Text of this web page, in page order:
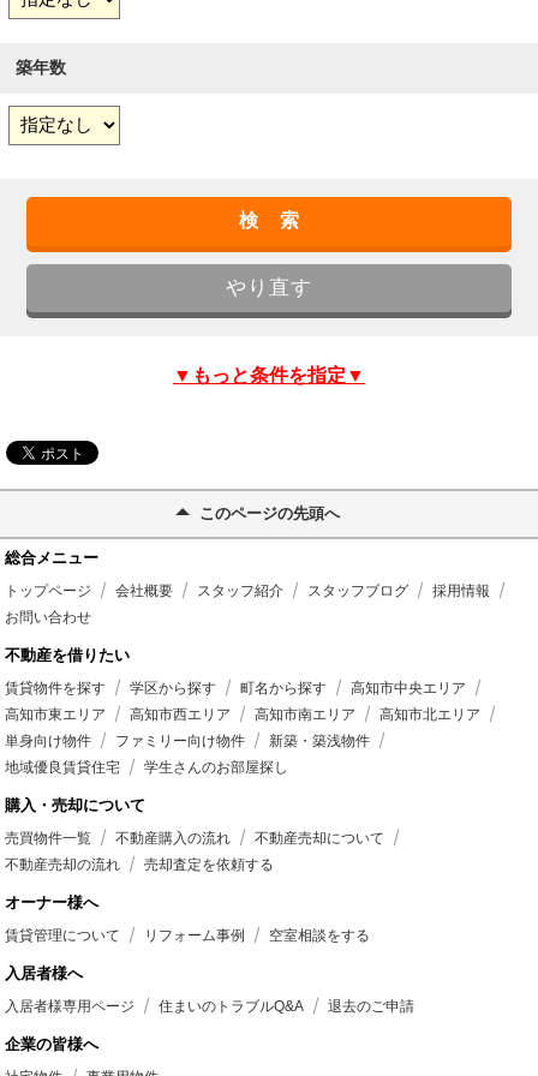
築年数
▼もっと条件を指定▼
このページの先頭へ
総合メニュー
トップページ 会社概要 スタッフ紹介 スタッフブログ
採用情報
お問い合わせ
不動産を借りたい
賃貸物件を探す 学区から探す 町名から探す
高知市中央エリア
高知市東エリア
高知市西エリア 高知市南エリア
高知市北エリア
単身向け物件
ファミリー向け物件
新築・築浅物件
地域優良賃貸住宅
学生さんのお部屋探し
購入・売却について
売買物件一覧 不動産購入の流れ
不動産売却について
不動産売却の流れ
売却査定を依頼する
オーナー様へ
賃貸管理について リフォーム事例 空室相談をする
入居者様へ
入居者様専用ページ 住まいのトラブルQ&A 退去のご申請
企業の皆様へ